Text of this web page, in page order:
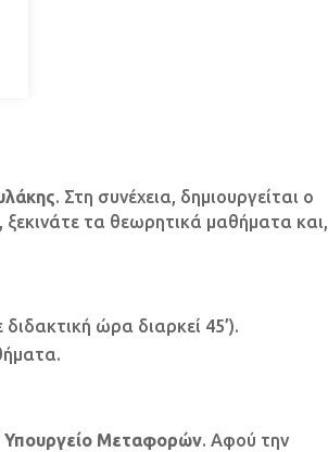
. Στη συνέχεια, δημιουργείται ο
ξεκινάτε τα θεωρητικά μαθήματα και,
ώρα διαρκεί 45’).
Υπουργείο Μεταφορών. Αφού την